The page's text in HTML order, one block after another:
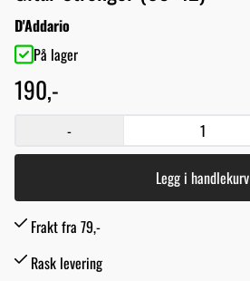
D'Addario
På lager
190,-
-
Legg i handlekurv
Frakt fra 79,-
Rask levering